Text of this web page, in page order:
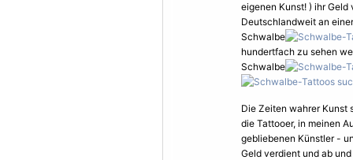
eigenen Kunst! ) ihr
Deutschlandweit an
Schwalbe
hundertfach zu sehen
Schwalbe
Die Zeiten wahrer Kunst
die Tattooer, in meinen
gebliebenen Künstler -
Geld verdient und ab